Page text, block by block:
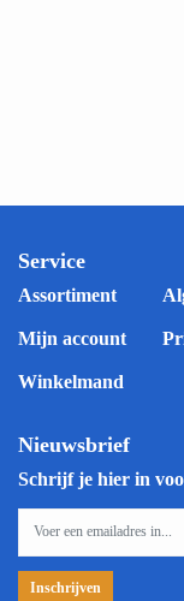
Service
Assortiment
Mijn account
Winkelmand
Nieuwsbrief
Schrijf je hier in